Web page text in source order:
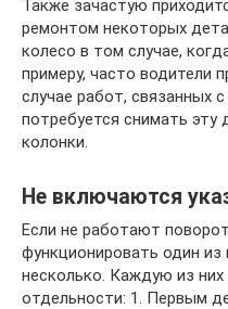
Также зачастую
ремонтом некоторых
колесо в том случае,
примеру, часто водители
случае работ, связанных
потребуется снимать эту
колонки.
Не включаются
Если не работают
функционировать один
несколько. Каждую из
отдельности: 1. Первым